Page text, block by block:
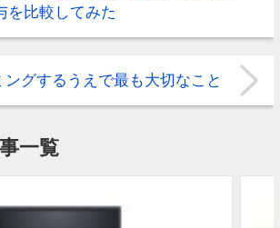
を比較してみた
ングするうえで最も大切なこと
一覧